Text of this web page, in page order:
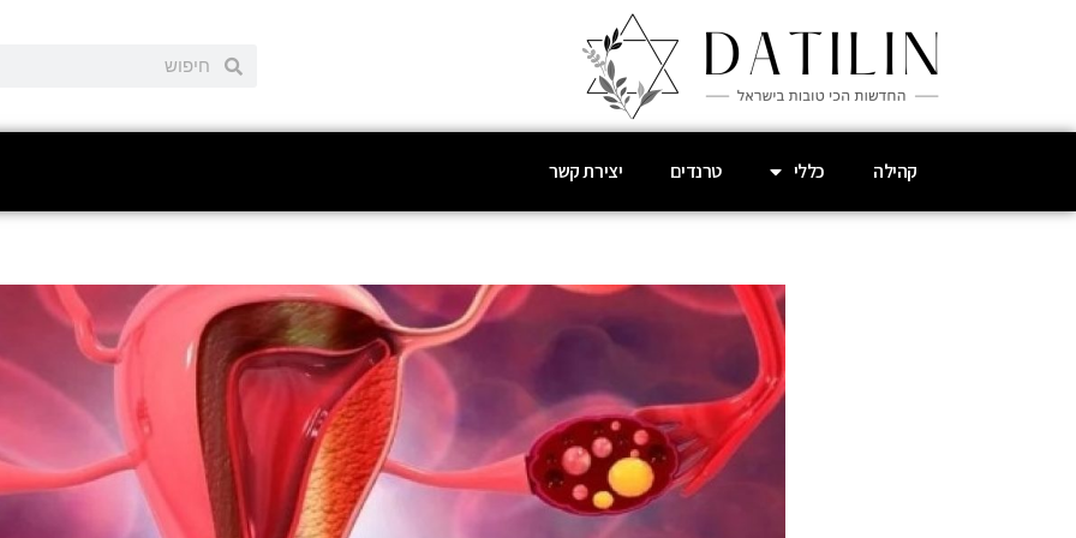
קהילה כללי טרנדים יצירת קשר